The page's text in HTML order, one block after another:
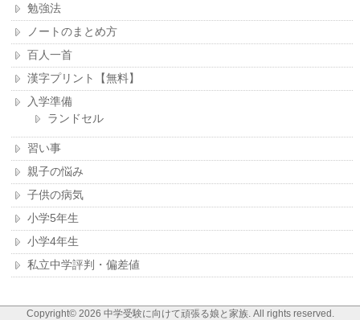
勉強法
ノートのまとめ方
百人一首
漢字プリント【無料】
入学準備
ランドセル
習い事
親子の悩み
子供の病気
小学5年生
小学4年生
私立中学評判・偏差値
Copyright© 2026 中学受験に向けて頑張る娘と家族. All rights reserved.